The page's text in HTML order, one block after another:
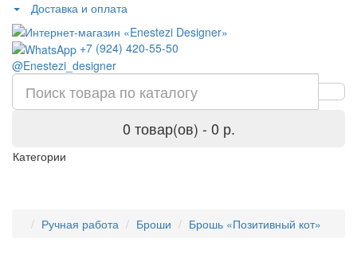
Доставка и оплата
+7 (924) 420-55-50
@Enestezi_designer
0 товар(ов) - 0 р.
Категории
Ручная работа Броши Брошь «Позитивный кот»